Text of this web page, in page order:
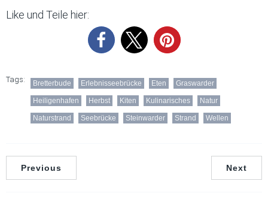
Like und Teile hier:
Tags: Bretterbude Erlebnisseebrücke Eten Graswarder
Heiligenhafen Herbst Kiten Kulinarisches Natur
Naturstrand Seebrücke Steinwarder Strand Wellen
Previous Next